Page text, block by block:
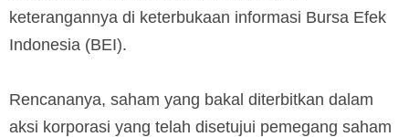
keterangannya di keterbukaan informasi Bursa Efek
Indonesia (BEI).
Rencananya, saham yang bakal diterbitkan dalam
aksi korporasi yang telah disetujui pemegang saham